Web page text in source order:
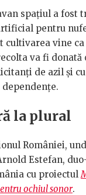
spațiul a fost
pentru
cultivarea vine ca
va fi
de azil și
la plural
României,
Estefan,
cu proiectul
ochiul sonor.